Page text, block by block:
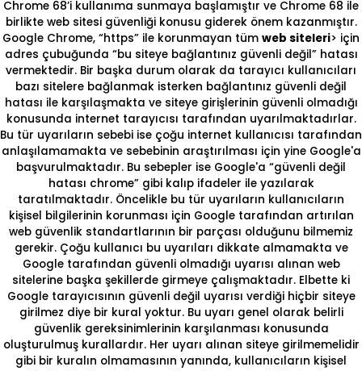
Chrome 68’i kullanıma sunmaya başlamıştır ve Chrome 68 ile
birlikte web sitesi güvenliği konusu giderek önem kazanmıştır.
Google Chrome, “https” ile korunmayan tüm web siteleri> için
adres çubuğunda “bu siteye bağlantınız güvenli değil” hatası
vermektedir. Bir başka durum olarak da tarayıcı kullanıcıları
bazı sitelere bağlanmak isterken bağlantınız güvenli değil
hatası ile karşılaşmakta ve siteye girişlerinin güvenli olmadığı
konusunda internet tarayıcısı tarafından uyarılmaktadırlar.
Bu tür uyarıların sebebi ise çoğu internet kullanıcısı tarafından
anlaşılamamakta ve sebebinin araştırılması için yine Google'a
başvurulmaktadır. Bu sebepler ise Google'a “güvenli değil
hatası chrome” gibi kalıp ifadeler ile yazılarak
taratılmaktadır. Öncelikle bu tür uyarıların kullanıcıların
kişisel bilgilerinin korunması için Google tarafından artırılan
web güvenlik standartlarının bir parçası olduğunu bilmemiz
gerekir. Çoğu kullanıcı bu uyarıları dikkate almamakta ve
Google tarafından güvenli olmadığı uyarısı alınan web
sitelerine başka şekillerde girmeye çalışmaktadır. Elbette ki
Google tarayıcısının güvenli değil uyarısı verdiği hiçbir siteye
girilmez diye bir kural yoktur. Bu uyarı genel olarak belirli
güvenlik gereksinimlerinin karşılanması konusunda
oluşturulmuş kurallardır. Her uyarı alınan siteye girilmemelidir
gibi bir kuralın olmamasının yanında, kullanıcıların kişisel